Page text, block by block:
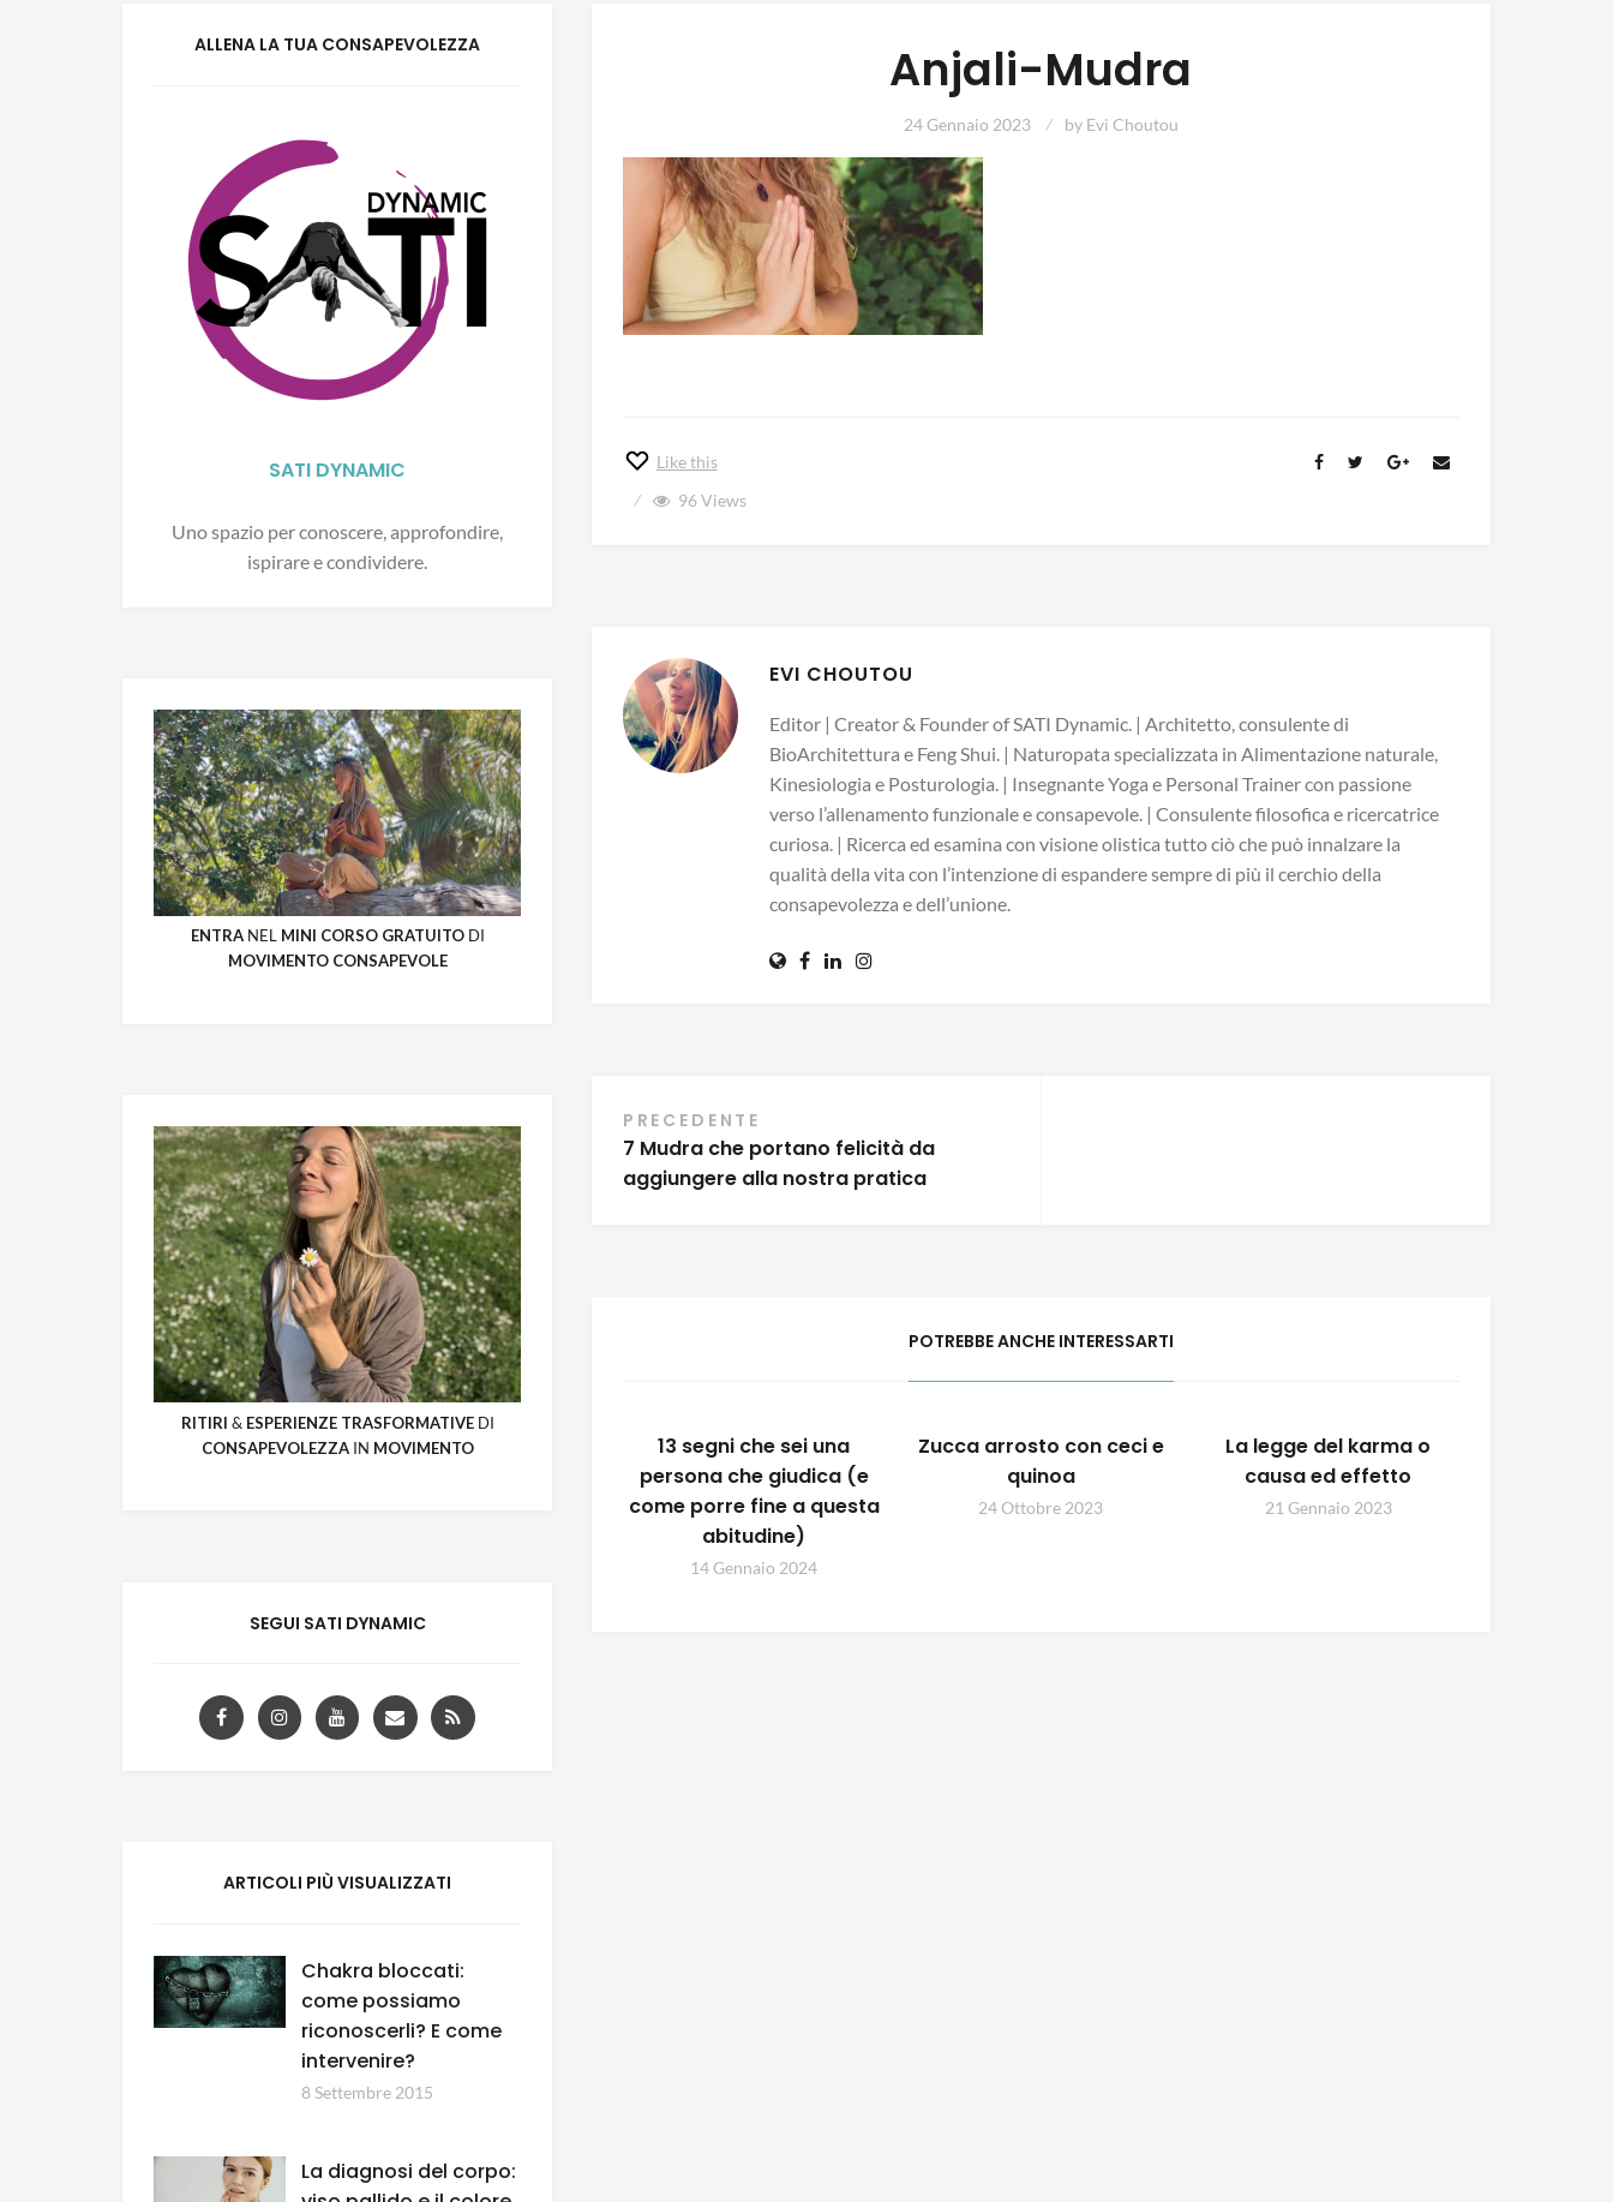
Anjali-Mudra
24 Gennaio 2023 by Evi Choutou
Like this
96Views
EVI CHOUTOU
Editor | Creator & Founder of SATI Dynamic. | Architetto, consulente di
BioArchitettura e Feng Shui. | Naturopata specializzata in Alimentazione naturale,
Kinesiologia e Posturologia. | Insegnante Yoga e Personal Trainer con passione
verso l’allenamento funzionale e consapevole. | Consulente filosofica e ricercatrice
curiosa. | Ricerca ed esamina con visione olistica tutto ciò che può innalzare la
qualità della vita con l’intenzione di espandere sempre di più il cerchio della
consapevolezza e dell’unione.
Navigazione
articoli
PRECEDENTE
7 Mudra che portano felicità da
aggiungere alla nostra pratica
POTREBBE ANCHE INTERESSARTI
13 segni che sei una
persona che giudica (e
come porre fine a questa
abitudine)
14 Gennaio 2024
Zucca arrosto con ceci e
quinoa
24 Ottobre 2023
La legge del karma o
causa ed effetto
21 Gennaio 2023
ALLENA LA TUA CONSAPEVOLEZZA
SATI DYNAMIC
Uno spazio per conoscere, approfondire,
ispirare e condividere.
ENTRA NEL MINI CORSO GRATUITO DI
MOVIMENTO CONSAPEVOLE
RITIRI & ESPERIENZE TRASFORMATIVEDI
CONSAPEVOLEZZAIN MOVIMENTO
SEGUI SATI DYNAMIC
ARTICOLI PIÙ VISUALIZZATI
Chakra bloccati:
come possiamo
riconoscerli? E come
intervenire?
8 Settembre 2015
La diagnosi del corpo: